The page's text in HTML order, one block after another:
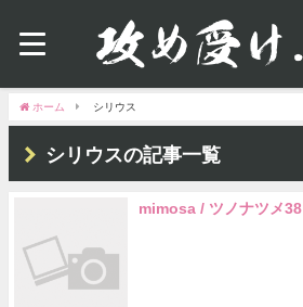
ホーム シリウス
シリウスの記事一覧
mimosa / ツノナツメ38